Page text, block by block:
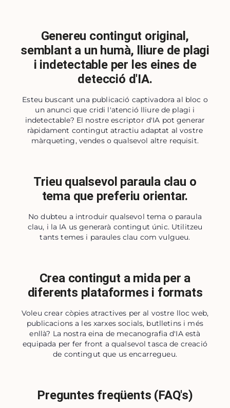
Genereu contingut original,
semblant a un humà, lliure de plagi
i indetectable per les eines de
detecció d'IA.
Esteu buscant una publicació captivadora al bloc o
un anunci que cridi l'atenció lliure de plagi i
indetectable? El nostre escriptor d'IA pot generar
ràpidament contingut atractiu adaptat al vostre
màrqueting, vendes o qualsevol altre requisit.
Trieu qualsevol paraula clau o
tema que preferiu orientar.
No dubteu a introduir qualsevol tema o paraula
clau, i la IA us generarà contingut únic. Utilitzeu
tants temes i paraules clau com vulgueu.
Crea contingut a mida per a
diferents plataformes i formats
Voleu crear còpies atractives per al vostre lloc web,
publicacions a les xarxes socials, butlletins i més
enllà? La nostra eina de mecanografia d'IA està
equipada per fer front a qualsevol tasca de creació
de contingut que us encarregueu.
Preguntes freqüents (FAQ's)